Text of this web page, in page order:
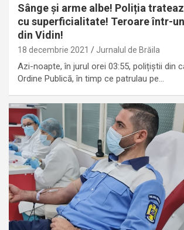
Sânge și arme albe! Poliția
cu superficialitate! Teroare într-
din Vidin!
18 decembrie 2021 Jurnalul de Brăila
Azi-noapte, în jurul orei 03:55, polițiștii din
Ordine Publică, în timp ce patrulau pe…